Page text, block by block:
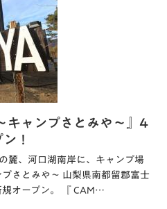
キャンプさとみや～』4
！
麓、河口湖南岸に、キャンプ場
プさとみや～ 山梨県南都留郡富士
規オープン。 『 CAM…